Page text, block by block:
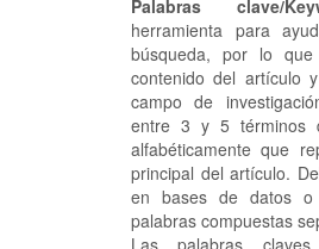
Palabras clave/
herramienta para
búsqueda, por lo
contenido del artículo
campo de
entre 3 y 5 términos
alfabéticamente que
principal del artículo.
en bases de datos o
palabras compuestas
Las palabras